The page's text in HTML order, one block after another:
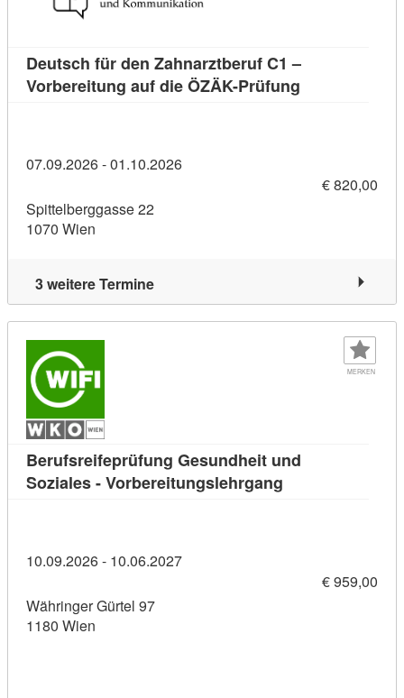
Deutsch für den Zahnarztberuf C1 –
Vorbereitung auf die ÖZÄK-Prüfung
07.09.2026 - 01.10.2026
€ 820,00
Spittelberggasse 22
1070 Wien
3 weitere Termine
MERKEN
Berufsreifeprüfung Gesundheit und
Soziales - Vorbereitungslehrgang
10.09.2026 - 10.06.2027
€ 959,00
Währinger Gürtel 97
1180 Wien